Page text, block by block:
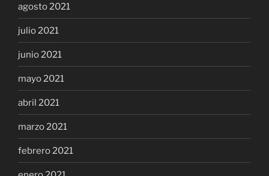
agosto 2021
julio 2021
junio 2021
mayo 2021
abril 2021
marzo 2021
febrero 2021